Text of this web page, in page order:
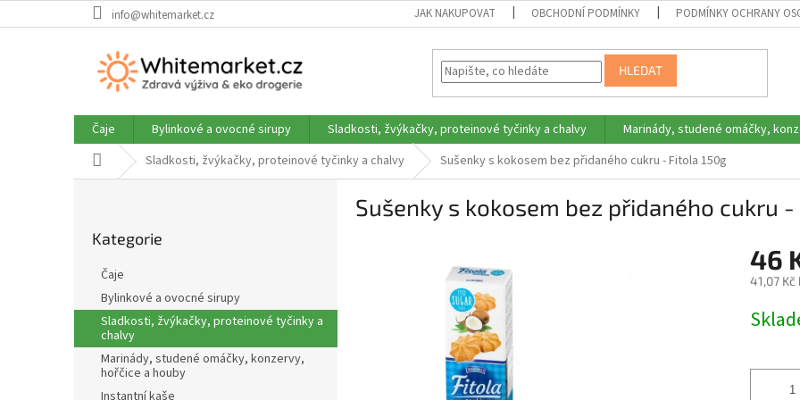
na
info@whitemarket.cz JAK NAKUPOVAT OBCHODNÍ PODMÍNKY PODMÍNKY OCHRANY
HLEDAT
Čaje Bylinkové a ovocné sirupy Sladkosti, žvýkačky, proteinové tyčinky a chalvy Marinády, studené omáčky,
Domů Sladkosti, žvýkačky, proteinové tyčinky a chalvy Sušenky s kokosem bez přidaného cukru - Fitola 150g
n
í
kategorie
Kategorie
Čaje
Bylinkové a ovocné sirupy
Sladkosti, žvýkačky, proteinové tyčinky a
chalvy
Marinády, studené omáčky, konzervy,
hořčice a houby
Instantní kaše
Sušenky s kokosem bez přidaného cukru
46
41,07 Kč
cena: